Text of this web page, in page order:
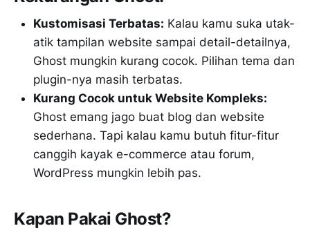
Kustomisasi Terbatas: Kalau kamu suka utak-
atik tampilan website sampai detail-detailnya,
Ghost mungkin kurang cocok. Pilihan tema dan
plugin-nya masih terbatas.
Kurang Cocok untuk Website Kompleks:
Ghost emang jago buat blog dan website
sederhana. Tapi kalau kamu butuh fitur-fitur
canggih kayak e-commerce atau forum,
WordPress mungkin lebih pas.
Kapan Pakai Ghost?